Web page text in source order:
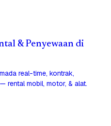
& Penyewaan di
real-time, kontrak,
rental mobil, motor, & alat.